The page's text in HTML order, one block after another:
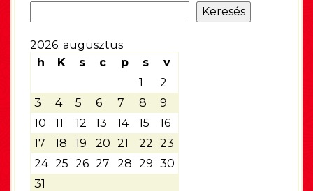
Keresés
2026. augusztus
h
K s c p s
v
1
2
3
4 5 6 7 8
9
10
11 12 13 14 15
16
17
18 19 20 21 22 23
24 25 26 27 28 29 30
31